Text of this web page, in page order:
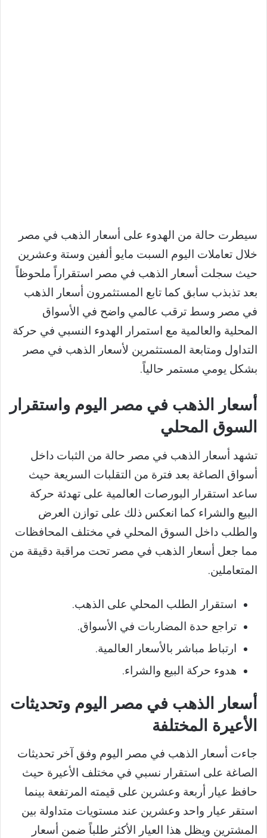
سيطرت حالة من الهدوء على أسعار الذهب في مصر
خلال تعاملات اليوم السبت مايو ألفين وستة وعشرين
حيث سجلت أسعار الذهب في مصر استقراراً ملحوظاً
بعد تذبذب سابق كما تابع المستثمرون أسعار الذهب
في مصر وسط ترقب عالمي واضح في الأسواق
المحلية والعالمية مع استمرار الهدوء النسبي في حركة
التداول ومتابعة المستثمرين لأسعار الذهب في مصر
بشكل يومي مستمر حالياً.
أسعار الذهب في مصر اليوم واستقرار
السوق المحلي
تشهد أسعار الذهب في مصر حالة من الثبات داخل
أسواق الصاغة بعد فترة من التقلبات السريعة حيث
ساعد استقرار البورصات العالمية على تهدئة حركة
البيع والشراء كما انعكس ذلك على توازن العرض
والطلب داخل السوق المحلي في مختلف المحافظات
مما جعل أسعار الذهب في مصر تحت مراقبة دقيقة من
المتعاملين.
استقرار الطلب المحلي على الذهب.
تراجع حدة المضاربات في الأسواق.
ارتباط مباشر بالأسعار العالمية.
هدوء حركة البيع والشراء.
أسعار الذهب في مصر اليوم وتحديثات
الأعيرة المختلفة
جاءت أسعار الذهب في مصر اليوم وفق آخر تحديثات
الصاغة على استقرار نسبي في مختلف الأعيرة حيث
حافظ عيار أربعة وعشرين على قيمته المرتفعة بينما
استقر عيار واحد وعشرين عند مستويات متداولة بين
المشترين ويظل هذا العيار الأكثر طلباً ضمن أسعار